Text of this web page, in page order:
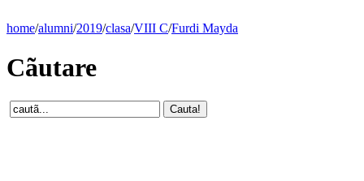
home/alumni/2019/clasa/VIII C/Furdi Mayda
Cãutare